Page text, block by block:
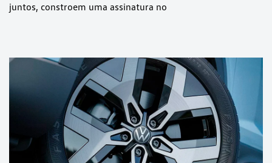
juntos, constroem uma assinatura no